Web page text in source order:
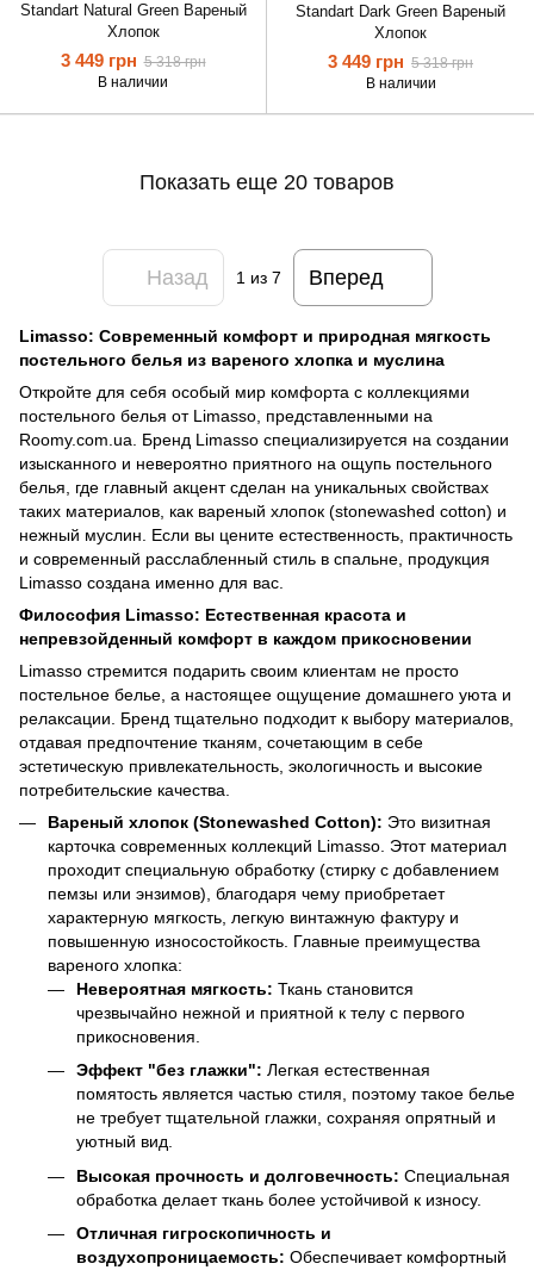
Standart Natural Green Вареный
Хлопок
3 449 грн 5 318 грн
В наличии
Standart Dark Green Вареный
Хлопок
3 449 грн 5 318 грн
В наличии
Показать еще 20 товаров
Назад 1 из 7 Вперед
Limasso: Современный комфорт и природная мягкость
постельного белья из вареного хлопка и муслина
Откройте для себя особый мир комфорта с коллекциями
постельного белья от Limasso, представленными на
Roomy.com.ua. Бренд Limasso специализируется на создании
изысканного и невероятно приятного на ощупь постельного
белья, где главный акцент сделан на уникальных свойствах
таких материалов, как вареный хлопок (stonewashed cotton) и
нежный муслин. Если вы цените естественность, практичность
и современный расслабленный стиль в спальне, продукция
Limasso создана именно для вас.
Философия Limasso: Естественная красота и
непревзойденный комфорт в каждом прикосновении
Limasso стремится подарить своим клиентам не просто
постельное белье, а настоящее ощущение домашнего уюта и
релаксации. Бренд тщательно подходит к выбору материалов,
отдавая предпочтение тканям, сочетающим в себе
эстетическую привлекательность, экологичность и высокие
потребительские качества.
Вареный хлопок (Stonewashed Cotton): Это визитная
карточка современных коллекций Limasso. Этот материал
проходит специальную обработку (стирку с добавлением
пемзы или энзимов), благодаря чему приобретает
характерную мягкость, легкую винтажную фактуру и
повышенную износостойкость. Главные преимущества
вареного хлопка:
Невероятная мягкость: Ткань становится
чрезвычайно нежной и приятной к телу с первого
прикосновения.
Эффект "без глажки": Легкая естественная
помятость является частью стиля, поэтому такое белье
не требует тщательной глажки, сохраняя опрятный и
уютный вид.
Высокая прочность и долговечность: Специальная
обработка делает ткань более устойчивой к износу.
Отличная гигроскопичность и
воздухопроницаемость: Обеспечивает комфортный